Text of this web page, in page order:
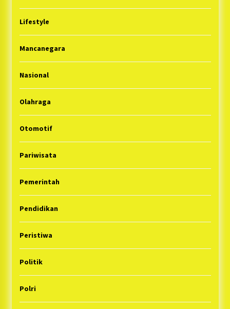
Lifestyle
Mancanegara
Nasional
Olahraga
Otomotif
Pariwisata
Pemerintah
Pendidikan
Peristiwa
Politik
Polri